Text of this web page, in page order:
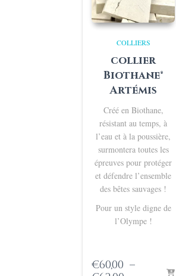
COLLIERS
collier
Biothane®
Artémis
Créé en Biothane,
résistant au temps, à
l’eau et à la poussière,
surmontera toutes les
épreuves pour protéger
et défendre l’ensemble
des bêtes sauvages !
Pour un style digne de
l’Olympe !
€60,00 –